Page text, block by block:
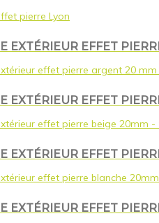
EXTÉRIEUR EFFET
EXTÉRIEUR EFFET
EXTÉRIEUR EFFET
EXTÉRIEUR EFFET